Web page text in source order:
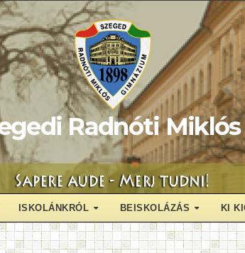
Radnóti
ISKOLÁNKRÓL BEISKOLÁZÁS KI